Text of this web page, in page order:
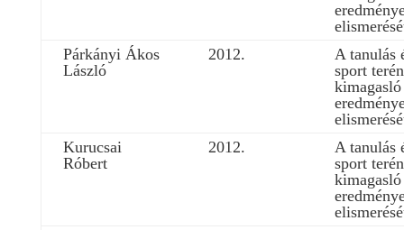
Párkányi Ákos
László
2012.
A tanulás
sport
kimagasló
Kurucsai
Róbert
2012.
A tanulás
sport
kimagasló